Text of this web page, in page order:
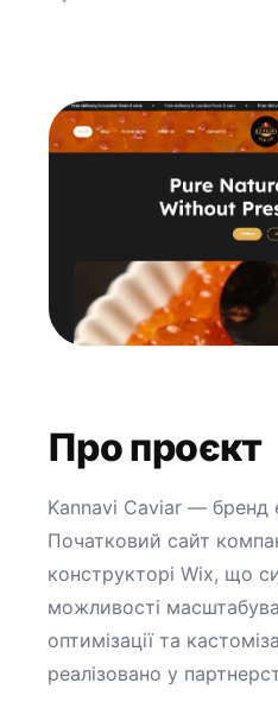
Про проєкт
Kannavi Caviar — бренд
Початковий сайт
конструкторі Wix, що
можливості
оптимізації та
реалізовано у